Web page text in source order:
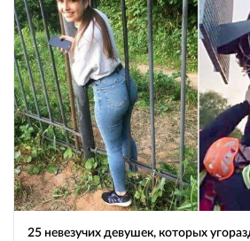
25 невезучих девушек, которых